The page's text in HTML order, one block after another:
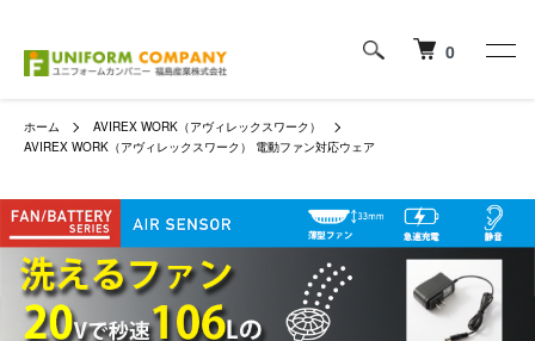
0
ホーム
AVIREX WORK（アヴィレックスワーク）
AVIREX WORK（アヴィレックスワーク） 電動ファン対応ウェア